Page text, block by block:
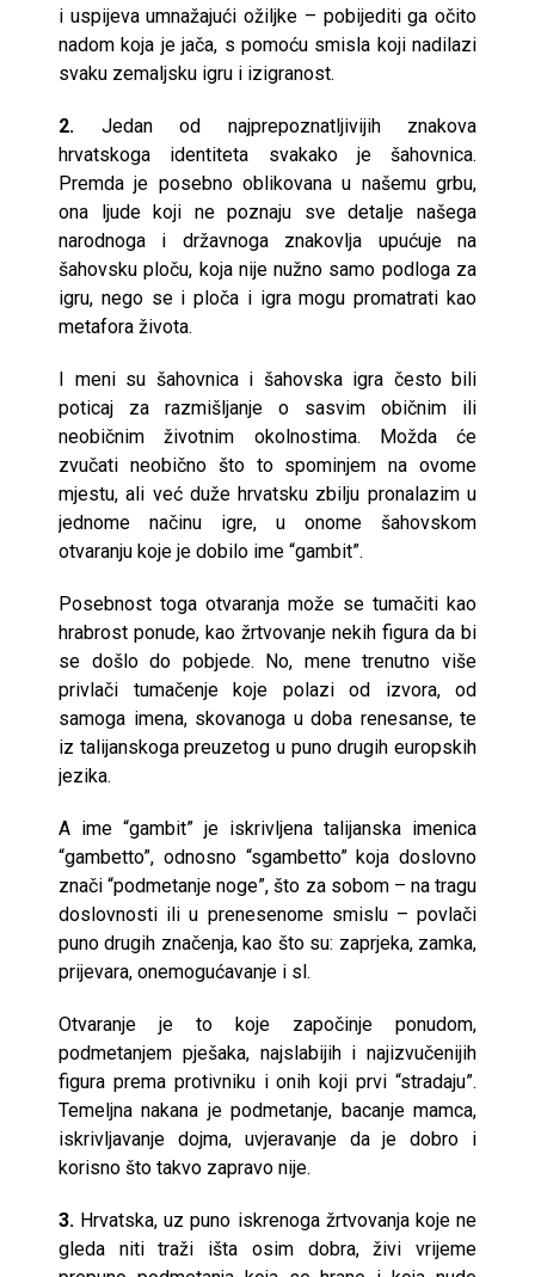
i uspijeva umnažajući ožiljke – pobijediti ga očito
nadom koja je jača, s pomoću smisla koji nadilazi
svaku zemaljsku igru i izigranost.
2. Jedan od najprepoznatljivijih znakova
hrvatskoga identiteta svakako je šahovnica.
Premda je posebno oblikovana u našemu grbu,
ona ljude koji ne poznaju sve detalje našega
narodnoga i državnoga znakovlja upućuje na
šahovsku ploču, koja nije nužno samo podloga za
igru, nego se i ploča i igra mogu promatrati kao
metafora života.
I meni su šahovnica i šahovska igra često bili
poticaj za razmišljanje o sasvim običnim ili
neobičnim životnim okolnostima. Možda će
zvučati neobično što to spominjem na ovome
mjestu, ali već duže hrvatsku zbilju pronalazim u
jednome načinu igre, u onome šahovskom
otvaranju koje je dobilo ime “gambit”.
Posebnost toga otvaranja može se tumačiti kao
hrabrost ponude, kao žrtvovanje nekih figura da bi
se došlo do pobjede. No, mene trenutno više
privlači tumačenje koje polazi od izvora, od
samoga imena, skovanoga u doba renesanse, te
iz talijanskoga preuzetog u puno drugih europskih
jezika.
A ime “gambit” je iskrivljena talijanska imenica
“gambetto”, odnosno “sgambetto” koja doslovno
znači “podmetanje noge”, što za sobom – na tragu
doslovnosti ili u prenesenome smislu – povlači
puno drugih značenja, kao što su: zaprjeka, zamka,
prijevara, onemogućavanje i sl.
Otvaranje je to koje započinje ponudom,
podmetanjem pješaka, najslabijih i najizvučenijih
figura prema protivniku i onih koji prvi “stradaju”.
Temeljna nakana je podmetanje, bacanje mamca,
iskrivljavanje dojma, uvjeravanje da je dobro i
korisno što takvo zapravo nije.
3. Hrvatska, uz puno iskrenoga žrtvovanja koje ne
gleda niti traži išta osim dobra, živi vrijeme